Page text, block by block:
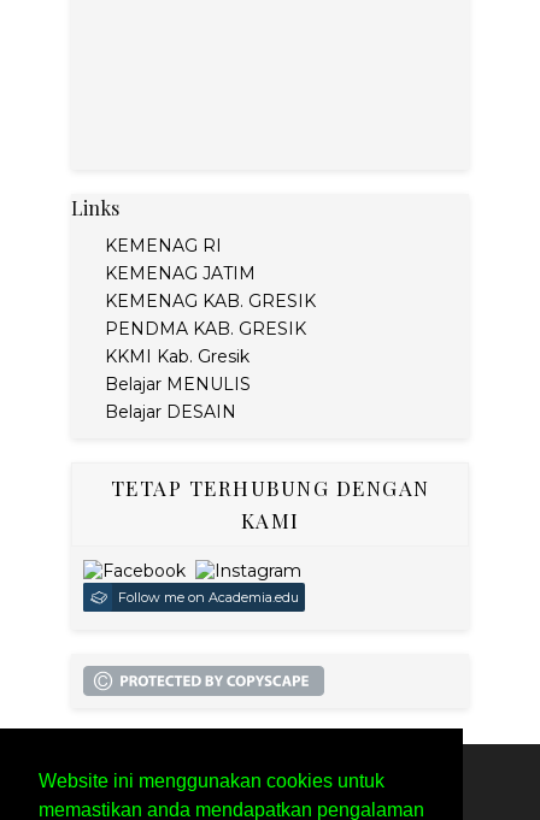
Website ini menggunakan cookies untuk
memastikan anda mendapatkan pengalaman
Links
KEMENAG RI
KEMENAG JATIM
KEMENAG KAB. GRESIK
PENDMA KAB. GRESIK
KKMI Kab. Gresik
Belajar MENULIS
Belajar DESAIN
TETAP TERHUBUNG DENGAN
KAMI
Follow me on Academia.edu
SITEMAP PRIVACY POLICY